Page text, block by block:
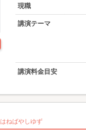
現職
講演テーマ
講演料金目安
はねばやしゆず